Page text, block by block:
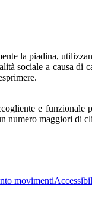
la piadina,
sociale a causa di
e funzionale
numero maggiori di
movimenti